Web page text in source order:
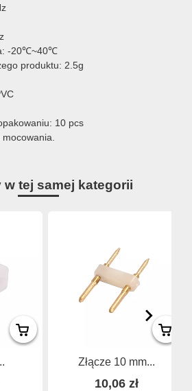
-20℃~40℃
produktu: 2.5g
10 pcs
w tej samej kategorii
Złącze 10 mm...
10,06 zł